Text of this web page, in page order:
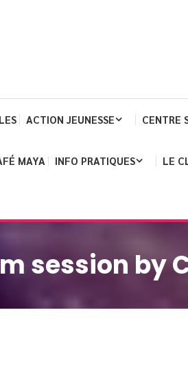
ACTION JEUNESSE CENTRE
MAYA INFO PRATIQUES LE
session by